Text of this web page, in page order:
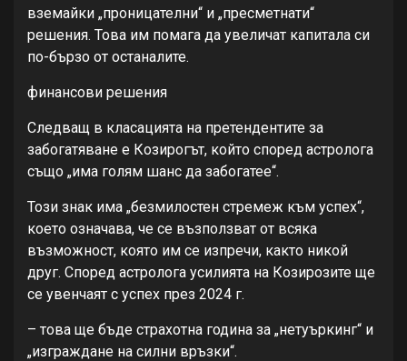
вземайки „проницателни“ и „пресметнати“
решения. Това им помага да увеличат капитала си
по-бързо от останалите.
финансови решения
Следващ в класацията на претендентите за
забогатяване е Козирогът, който според астролога
също „има голям шанс да забогатее“.
Този знак има „безмилостен стремеж към успех“,
което означава, че се възползват от всяка
възможност, която им се изпречи, както никой
друг. Според астролога усилията на Козирозите ще
се увенчаят с успех през 2024 г.
– това ще бъде страхотна година за „нетуъркинг“ и
„изграждане на силни връзки“.